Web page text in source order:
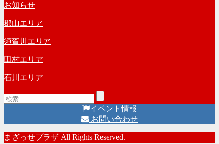
ブ
お知らせ
郡山エリア
須賀川エリア
田村エリア
石川エリア
イベント情報
お問い合わせ
まざっせプラザ All Rights Reserved.